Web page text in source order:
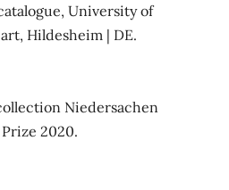
University of
Hildesheim | DE.
Niedersachen
2020.